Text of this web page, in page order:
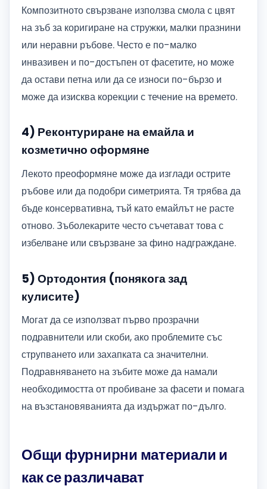
Композитното свързване използва смола с цвят
на зъб за коригиране на стружки, малки празнини
или неравни ръбове. Често е по-малко
инвазивен и по-достъпен от фасетите, но може
да остави петна или да се износи по-бързо и
може да изисква корекции с течение на времето.
4) Реконтуриране на емайла и
козметично оформяне
Лекото преоформяне може да изглади острите
ръбове или да подобри симетрията. Тя трябва да
бъде консервативна, тъй като емайлът не расте
отново. Зъболекарите често съчетават това с
избелване или свързване за фино надграждане.
5) Ортодонтия (понякога зад
кулисите)
Могат да се използват първо прозрачни
подравнители или скоби, ако проблемите със
струпването или захапката са значителни.
Подравняването на зъбите може да намали
необходимостта от пробиване за фасети и помага
на възстановяванията да издържат по-дълго.
Общи фурнирни материали и
как се различават